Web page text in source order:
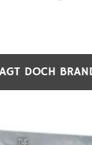
DOCH